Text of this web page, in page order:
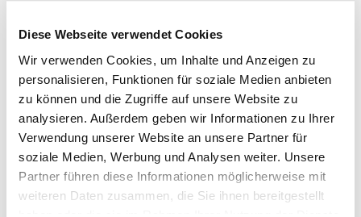
Diese Webseite verwendet Cookies
Wir verwenden Cookies, um Inhalte und Anzeigen zu
personalisieren, Funktionen für soziale Medien anbieten
zu können und die Zugriffe auf unsere Website zu
analysieren. Außerdem geben wir Informationen zu Ihrer
Verwendung unserer Website an unsere Partner für
soziale Medien, Werbung und Analysen weiter. Unsere
Partner führen diese Informationen möglicherweise mit
weiteren Daten zusammen, die Sie ihnen bereitgestellt
Heute lernen wir Saint-Malo bei einer Stadtführung
mit der örtlichen Reiseleitung näher kennen.
Spazieren Sie durch die engen Gassen der vom Meer
umschlossenen Altstadt mit mächtiger Stadtmauer
und stolzen Granithäusern und genießen Sie freie
Zeit für einen Stadtbummel. Anschließend besuchen
Sie das Fischerdörfchen Cancale, welches für seine
Austernbänke bekannt ist. Hier wartet auch eine